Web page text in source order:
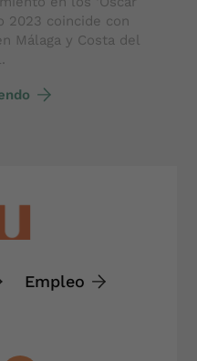
2023 coincide con
Málaga y Costa del
Empleo